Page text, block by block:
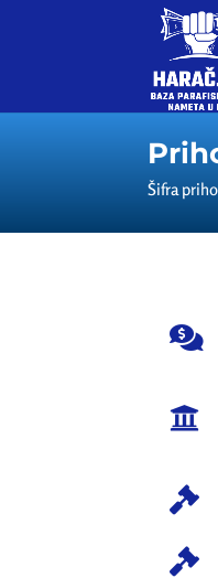
Šifra



